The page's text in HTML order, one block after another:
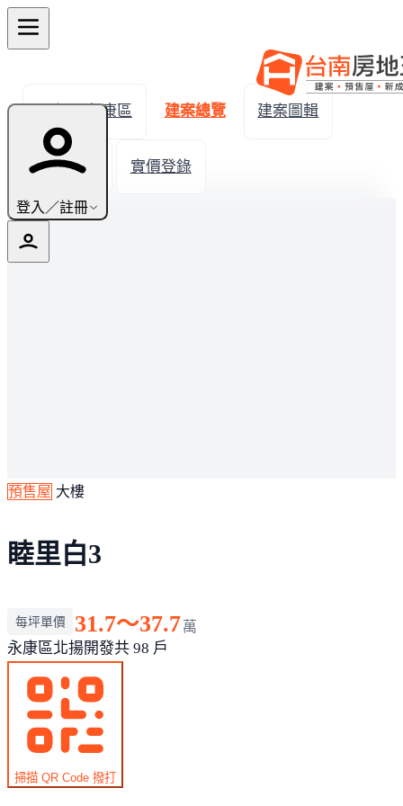
登入／註冊
← 返回永康區 建案總覽 建案圖輯
生活機能 實價登錄
預售屋 大樓
睦里白3
每坪單價 31.7～37.7萬
永康區北揚開發共 98 戶
掃描 QR Code 撥打